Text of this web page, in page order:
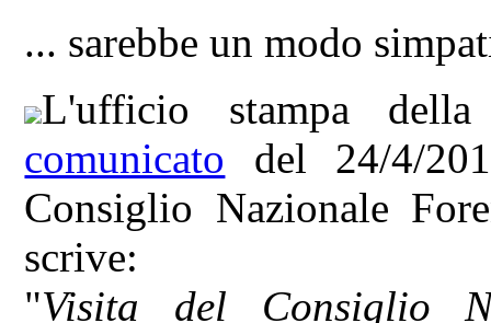
... sarebbe un modo
L'ufficio stampa
comunicato del 24/4/
Consiglio Nazionale
scrive:
"Visita del Consiglio